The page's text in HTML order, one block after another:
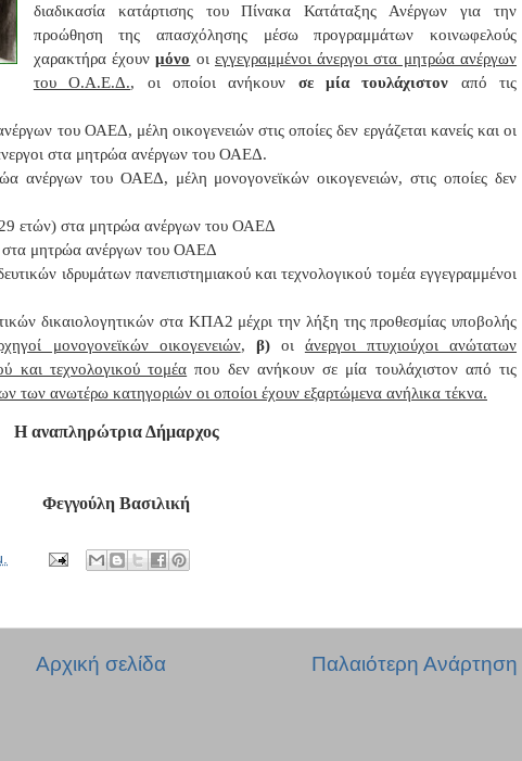
διαδικασία κατάρτισης του Πίνακα Κατάταξης Ανέργων για την
προώθηση της απασχόλησης μέσω προγραμμάτων κοινωφελούς
χαρακτήρα έχουνμόνο οι εγγεγραμμένοι άνεργοι στα μητρώα ανέργων
του Ο.Α.Ε.Δ., οι οποίοι ανήκουν σε μία τουλάχιστον από τις
του ΟΑΕΔ, μέλη οικογενειών στις οποίες δεν εργάζεται κανείς και οι
στα μητρώα ανέργων του ΟΑΕΔ.
ανέργων του ΟΑΕΔ, μέλη μονογονεϊκών οικογενειών, στις οποίες δεν
29 ετών) στα μητρώα ανέργων του ΟΑΕΔ
στα μητρώα ανέργων του ΟΑΕΔ
ιδρυμάτων πανεπιστημιακού και τεχνολογικού τομέα εγγεγραμμένοι
δικαιολογητικών στα ΚΠΑ2 μέχρι την λήξη της προθεσμίας υποβολής
μονογονεϊκών οικογενειών, β) οι άνεργοι πτυχιούχοι ανώτατων
και τεχνολογικού τομέα που δεν ανήκουν σε μία τουλάχιστον από τις
των ανωτέρω κατηγοριών οι οποίοι έχουν εξαρτώμενα ανήλικα τέκνα.
Η αναπληρώτρια Δήμαρχος
Φεγγούλη Βασιλική
Παλαιότερη Ανάρτηση
Αρχική σελίδα